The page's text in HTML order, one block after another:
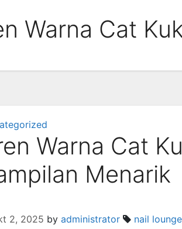
Warna Cat
Warna Cat
Menarik
2, 2025 by administrator nail lounge